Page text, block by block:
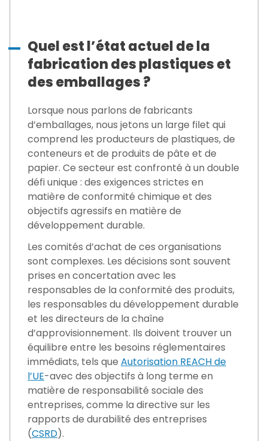
Quel est l’état actuel de la
fabrication des plastiques et
des emballages ?
Lorsque nous parlons de fabricants
d’emballages, nous jetons un large filet qui
comprend les producteurs de plastiques, de
conteneurs et de produits de pâte et de
papier. Ce secteur est confronté à un double
défi unique : des exigences strictes en
matière de conformité chimique et des
objectifs agressifs en matière de
développement durable.
Les comités d’achat de ces organisations
sont complexes. Les décisions sont souvent
prises en concertation avec les
responsables de la conformité des produits,
les responsables du développement durable
et les directeurs de la chaîne
d’approvisionnement. Ils doivent trouver un
équilibre entre les besoins réglementaires
immédiats, tels que Autorisation REACH de
l’UE-avec des objectifs à long terme en
matière de responsabilité sociale des
entreprises, comme la directive sur les
rapports de durabilité des entreprises
(CSRD).